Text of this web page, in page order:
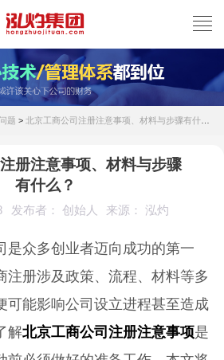
题 > 北京工商公司注册注意事项、材料与步骤有什么？
册注意事项、材料与步骤
有什么？
发布者： 创始人 来源： 泓灼
是众多创业者迈向成功的第一
注册涉及政策、流程、材料等多
可能影响公司设立进程甚至造成
解北京工商公司注册注意事项是